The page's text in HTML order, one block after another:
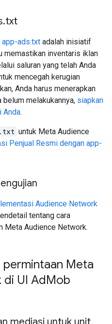
.txt
app-ads.txt adalah inisiatif
memastikan inventaris iklan
saluran yang telah Anda
mencegah kerugian
Anda harus menerapkan
belum melakukannya, siapkan
Anda.
untuk Meta Audience
Penjual Resmi dengan app-
Audience Network
tentang cara
Meta Audience Network.
permintaan Meta
UI AdMob